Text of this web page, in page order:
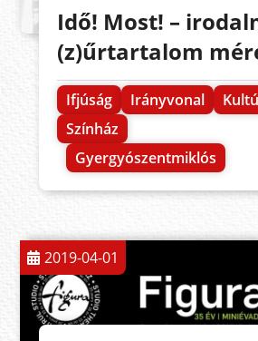
Idő! Most! –
(z)űrtartalom
Ifjúság Irányvonal
Színház
Gyergyószentmiklós
2019-04-01